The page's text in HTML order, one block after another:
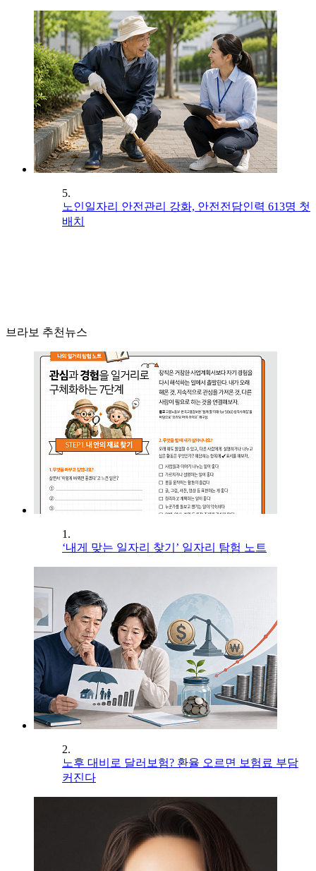
5.
노인일자리 안전관리 강화, 안전전담인력 613명 첫
배치
브라보 추천뉴스
1.
‘내게 맞는 일자리 찾기’ 일자리 탐험 노트
2.
노후 대비로 달러보험? 환율 오르면 보험료 부담
커진다